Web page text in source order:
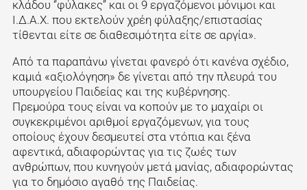
κλάδου ‘’φύλακες’’ και οι 9 εργαζόμενοι μόνιμοι και
Ι.Δ.Α.Χ. που εκτελούν χρέη φύλαξης/επιστασίας
τίθενται είτε σε διαθεσιμότητα είτε σε αργία».
Από τα παραπάνω γίνεται φανερό ότι κανένα σχέδιο,
καμιά «αξιολόγηση» δε γίνεται από την πλευρά του
υπουργείου Παιδείας και της κυβέρνησης.
Πρεμούρα τους είναι να κοπούν με το μαχαίρι οι
συγκεκριμένοι αριθμοί εργαζόμενων, για τους
οποίους έχουν δεσμευτεί στα ντόπια και ξένα
αφεντικά, αδιαφορώντας για τις ζωές των
ανθρώπων, που κυνηγούν μετά μανίας, αδιαφορώντας
για το δημόσιο αγαθό της Παιδείας.